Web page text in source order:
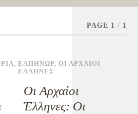
PAGE 1 / 1
, ΕΛΠΗΝΩΡ, ΟΙ ΑΡΧΑΙΟΙ
ΕΛΛΗΝΕΣ
Οι Αρχαίοι
Έλληνες: Οι